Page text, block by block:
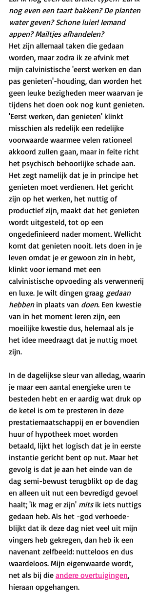
nog even een taart bakken? De planten
water geven? Schone luier! Iemand
appen? Mailtjes afhandelen?
Het zijn allemaal taken die gedaan
worden, maar zodra ik ze afvink met
mijn calvinistische 'eerst werken en dan
pas genieten'-houding, dan worden het
geen leuke bezigheden meer waarvan je
tijdens het doen ook nog kunt genieten.
'Eerst werken, dan genieten' klinkt
misschien als redelijk een redelijke
voorwaarde waarmee velen rationeel
akkoord zullen gaan, maar in feite richt
het psychisch behoorlijke schade aan.
Het zegt namelijk dat je in principe het
genieten moet verdienen. Het gericht
zijn op het werken, het nuttig of
productief zijn, maakt dat het genieten
wordt uitgesteld, tot op een
ongedefinieerd nader moment. Wellicht
komt dat genieten nooit. Iets doen in je
leven omdat je er gewoon zin in hebt,
klinkt voor iemand met een
calvinistische opvoeding als verwennerij
en luxe. Je wilt dingen graag gedaan
hebben in plaats van doen. Een kwestie
van in het moment leren zijn, een
moeilijke kwestie dus, helemaal als je
het idee meedraagt dat je nuttig moet
zijn.
In de dagelijkse sleur van alledag, waarin
je maar een aantal energieke uren te
besteden hebt en er aardig wat druk op
de ketel is om te presteren in deze
prestatiemaatschappij en er bovendien
huur of hypotheek moet worden
betaald, lijkt het logisch dat je in eerste
instantie gericht bent op nut. Maar het
gevolg is dat je aan het einde van de
dag semi-bewust terugblikt op de dag
en alleen uit nut een bevredigd gevoel
haalt; 'ik mag er zijn' mits ik iets nuttigs
gedaan heb. Als het -god verhoede-
blijkt dat ik deze dag niet veel uit mijn
vingers heb gekregen, dan heb ik een
navenant zelfbeeld: nutteloos en dus
waardeloos. Mijn eigenwaarde wordt,
net als bij die andere overtuigingen,
hieraan opgehangen.